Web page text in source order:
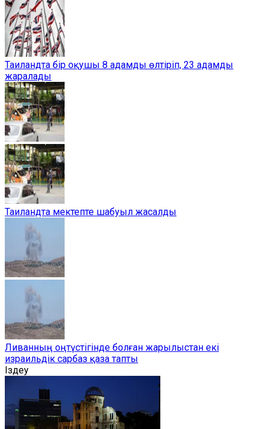
Таиландта бір оқушы 8 адамды өлтіріп, 23 адамды
жаралады
Таиландта мектепте шабуыл жасалды
Ливанның оңтүстігінде болған жарылыстан екі
израильдік сарбаз қаза тапты
Іздеу